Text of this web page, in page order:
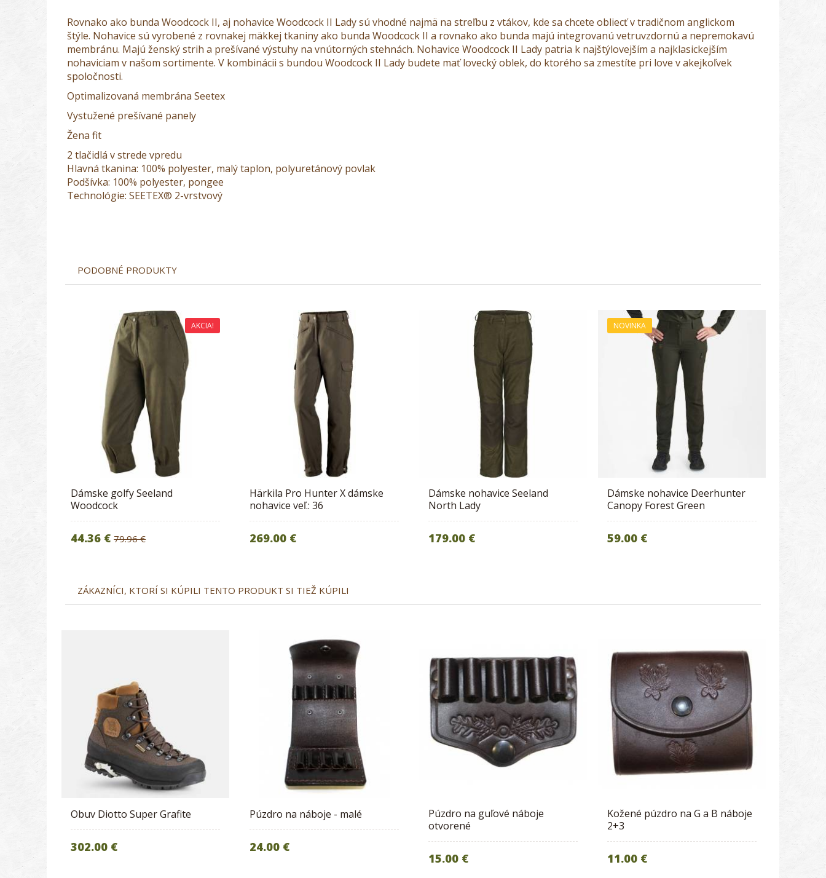
Rovnako ako bunda Woodcock II, aj nohavice Woodcock II Lady sú vhodné najmä na streľbu z vtákov, kde sa chcete obliecť v tradičnom anglickom
štýle. Nohavice sú vyrobené z rovnakej mäkkej tkaniny ako bunda Woodcock II a rovnako ako bunda majú integrovanú vetruvzdornú a nepremokavú
membránu. Majú ženský strih a prešívané výstuhy na vnútorných stehnách. Nohavice Woodcock II Lady patria k najštýlovejším a najklasickejším
nohaviciam v našom sortimente. V kombinácii s bundou Woodcock II Lady budete mať lovecký oblek, do ktorého sa zmestíte pri love v akejkoľvek
spoločnosti.
Optimalizovaná membrána Seetex
Vystužené prešívané panely
Žena fit
2 tlačidlá v strede vpredu
Hlavná tkanina: 100% polyester, malý taplon, polyuretánový povlak
Podšívka: 100% polyester, pongee
Technológie: SEETEX® 2-vrstvový
PODOBNÉ PRODUKTY
AKCIA!
Dámske golfy Seeland
Woodcock
44.36 €79.96 €
Härkila Pro Hunter X dámske
nohavice veľ.: 36
269.00 €
Dámske nohavice Seeland
North Lady
179.00 €
NOVINKA
Dámske nohavice Deerhunter
Canopy Forest Green
59.00 €
ZÁKAZNÍCI, KTORÍ SI KÚPILI TENTO PRODUKT SI TIEŽ KÚPILI
Obuv Diotto Super Grafite
302.00 €
Púzdro na náboje - malé
24.00 €
Púzdro na guľové náboje
otvorené
15.00 €
Kožené púzdro na G a B náboje
2+3
11.00 €